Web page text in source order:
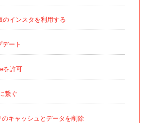
のインスタを利用する
デート
を許可
繋ぐ
のキャッシュとデータを削除